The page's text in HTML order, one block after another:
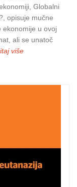
Globalni
opisuje mučne
ekonomije u ovoj
ali se unatoč
više